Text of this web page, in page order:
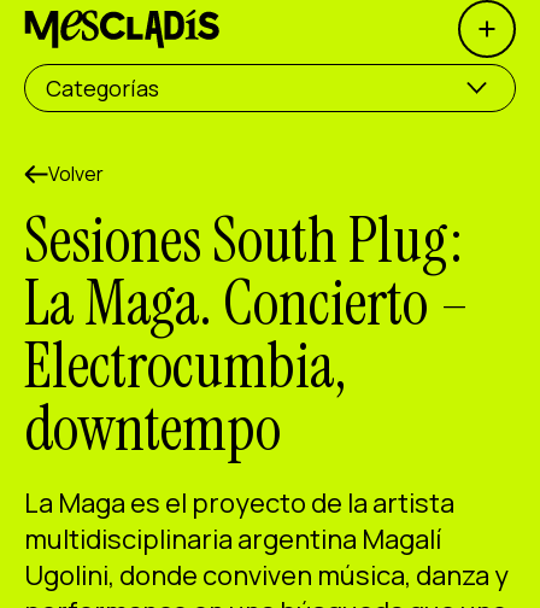
Open
Productora social
Productora de experiencias
Productora de empleo
Productora de conocimiento
Productora cultural
Agenda
Nuestros talleres
Blog
Contacto
ES CA EN
Categorías
Volver
Sesiones South Plug:
La Maga. Concierto –
Electrocumbia,
downtempo
La Maga es el proyecto de la artista
multidisciplinaria argentina Magalí
Ugolini, donde conviven música, danza y